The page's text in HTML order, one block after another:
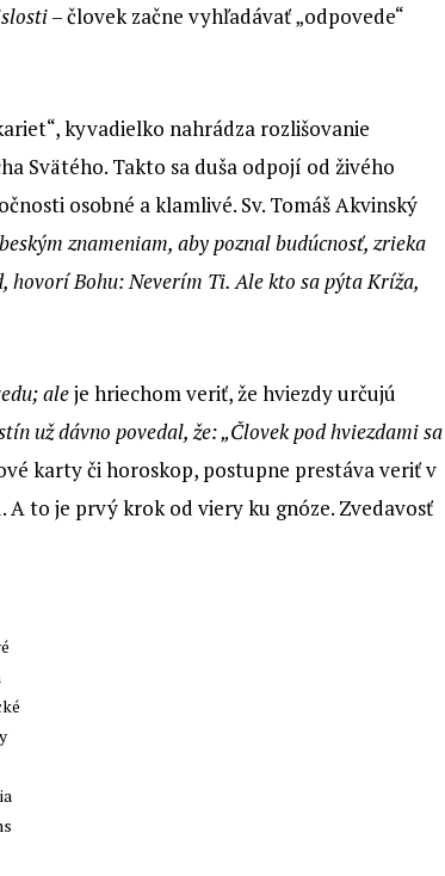
– človek začne vyhľadávať „odpovede“
kyvadielko nahrádza rozlišovanie
Svätého. Takto sa duša odpojí od živého
osobné a klamlivé. Sv. Tomáš Akvinský
znameniam, aby poznal budúcnosť, zrieka
hovorí Bohu: Neverím Ti. Ale kto sa pýta Kríža,
aleje hriechom veriť, že hviezdy určujú
už dávno povedal, že: „Človek pod hviezdami sa
karty či horoskop, postupne prestáva veriť v
to je prvý krok od viery ku gnóze. Zvedavosť